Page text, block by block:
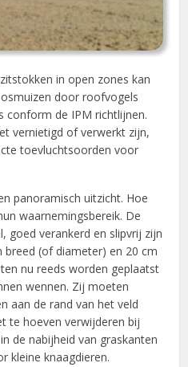
in open zones kan
door roofvogels
conform de IPM richtlijnen.
vernietigd of verwerkt zijn,
toevluchtsoorden voor
panoramisch uitzicht. Hoe
waarnemingsbereik. De
goed verankerd en slipvrij zijn
(of diameter) en 20 cm
nu reeds worden geplaatst
wennen. Zij moeten
aan de rand van het veld
te hoeven verwijderen bij
de nabijheid van graskanten
kleine knaagdieren.